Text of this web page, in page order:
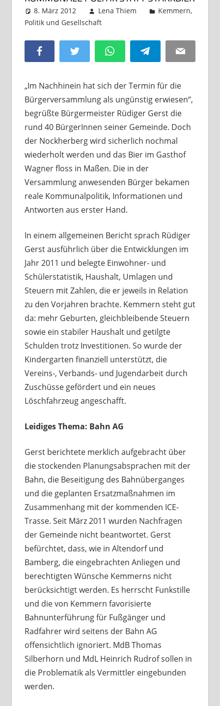
8. März 2012 Lena Thiem Kemmern,
Politik und Gesellschaft
Facebook Twitter WhatsAppTelegram Email
„Im Nachhinein hat sich der Termin für die
Bürgerversammlung als ungünstig erwiesen“,
begrüßte Bürgermeister Rüdiger Gerst die
rund 40 BürgerInnen seiner Gemeinde. Doch
der Nockherberg wird sicherlich nochmal
wiederholt werden und das Bier im Gasthof
Wagner floss in Maßen. Die in der
Versammlung anwesenden Bürger bekamen
reale Kommunalpolitik, Informationen und
Antworten aus erster Hand.
In einem allgemeinen Bericht sprach Rüdiger
Gerst ausführlich über die Entwicklungen im
Jahr 2011 und belegte Einwohner- und
Schülerstatistik, Haushalt, Umlagen und
Steuern mit Zahlen, die er jeweils in Relation
zu den Vorjahren brachte. Kemmern steht gut
da: mehr Geburten, gleichbleibende Steuern
sowie ein stabiler Haushalt und getilgte
Schulden trotz Investitionen. So wurde der
Kindergarten finanziell unterstützt, die
Vereins-, Verbands- und Jugendarbeit durch
Zuschüsse gefördert und ein neues
Löschfahrzeug angeschafft.
Leidiges Thema: Bahn AG
Gerst berichtete merklich aufgebracht über
die stockenden Planungsabsprachen mit der
Bahn, die Beseitigung des Bahnüberganges
und die geplanten Ersatzmaßnahmen im
Zusammenhang mit der kommenden ICE-
Trasse. Seit März 2011 wurden Nachfragen
der Gemeinde nicht beantwortet. Gerst
befürchtet, dass, wie in Altendorf und
Bamberg, die eingebrachten Anliegen und
berechtigten Wünsche Kemmerns nicht
berücksichtigt werden. Es herrscht Funkstille
und die von Kemmern favorisierte
Bahnunterführung für Fußgänger und
Radfahrer wird seitens der Bahn AG
offensichtlich ignoriert. MdB Thomas
Silberhorn und MdL Heinrich Rudrof sollen in
die Problematik als Vermittler eingebunden
werden.